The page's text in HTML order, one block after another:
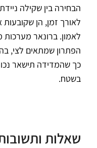
הבחירה בין שקילה
לאורך זמן, הן
לאמון. ברונאר
הפתרון שמתאים לצי,
כך שהמדידה תישאר
בשטח.
שאלות